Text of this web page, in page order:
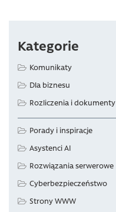
Kategorie
Komunikaty
Dla biznesu
Rozliczenia i dokumenty
Porady i inspiracje
Asystenci AI
Rozwiązania serwerowe
Cyberbezpieczeństwo
Strony WWW